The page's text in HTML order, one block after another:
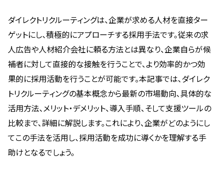
ダイレクトリクルーティングは、企業が求める人材を直接ター
ゲットにし、積極的にアプローチする採用手法です。従来の求
人広告や人材紹介会社に頼る方法とは異なり、企業自らが候
補者に対して直接的な接触を行うことで、より効率的かつ効
果的に採用活動を行うことが可能です。本記事では、ダイレク
トリクルーティングの基本概念から最新の市場動向、具体的な
活用方法、メリット・デメリット、導入手順、そして支援ツールの
比較まで、詳細に解説します。これにより、企業がどのようにし
てこの手法を活用し、採用活動を成功に導くかを理解する手
助けとなるでしょう。